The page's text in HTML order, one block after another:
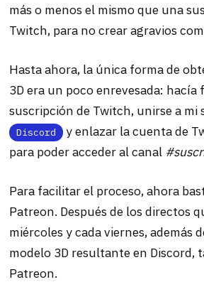
más o menos el mismo que una
Twitch, para no crear agravios
Hasta ahora, la única forma de
3D era un poco enrevesada: hacía
suscripción de Twitch, unirse a mi
Discord
y enlazar la cuenta de
para poder acceder al canal
Para facilitar el proceso, ahora
Patreon. Después de los directos
miércoles y cada viernes, además
modelo 3D resultante en Discord,
Patreon.